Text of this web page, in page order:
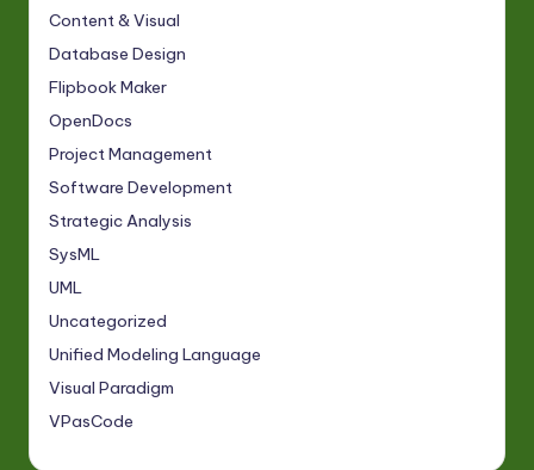
Content & Visual
Database Design
Flipbook Maker
OpenDocs
Project Management
Software Development
Strategic Analysis
SysML
UML
Uncategorized
Unified Modeling Language
Visual Paradigm
VPasCode